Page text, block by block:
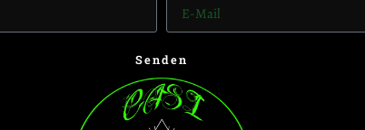
Senden